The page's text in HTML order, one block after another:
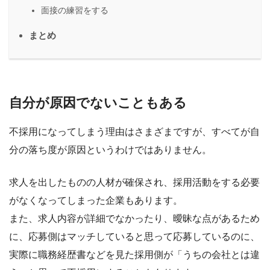
面接の練習をする
まとめ
自分が原因でないこともある
不採用になってしまう理由はさまざまですが、すべてが自
分の落ち度が原因というわけではありません。
求人を出したものの人材が確保され、採用活動をする必要
がなくなってしまった企業もあります。
また、求人内容が詳細でなかったり、曖昧な点があるため
に、応募側はマッチしていると思って応募しているのに、
実際に職務経歴書などを見た採用側が「うちの会社とは違